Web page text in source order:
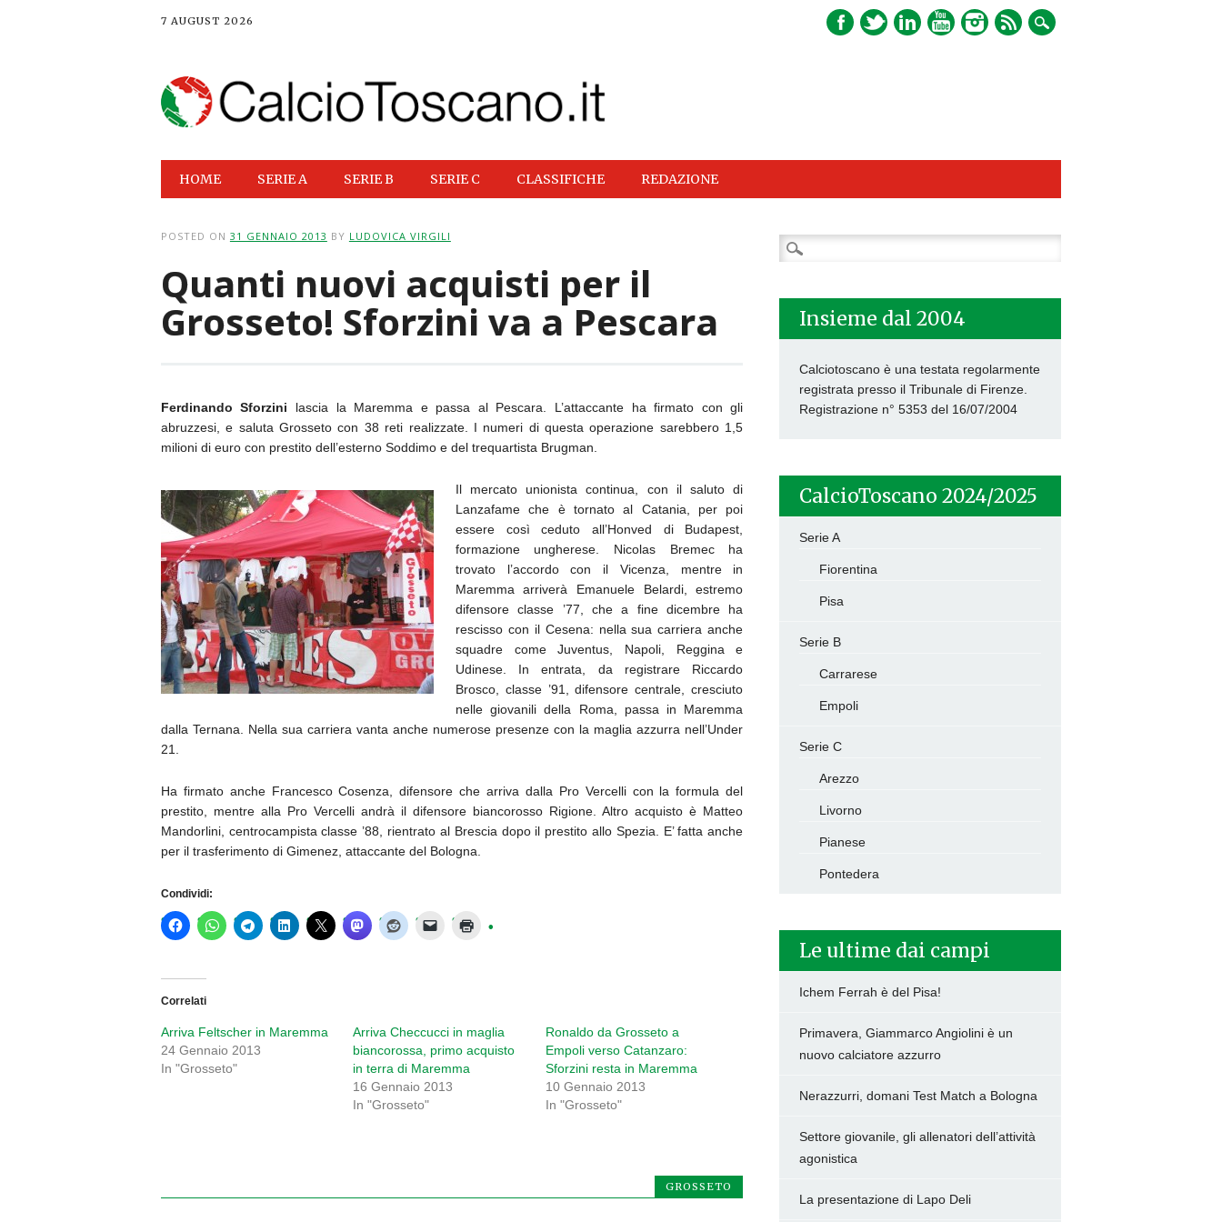
7 AUGUST 2026
Main menu
HOME SERIE A SERIE B SERIE C CLASSIFICHE REDAZIONE
POSTED ON 31 GENNAIO 2013 BY LUDOVICA VIRGILI
Quanti nuovi acquisti per il
Grosseto! Sforzini va a Pescara
Ferdinando Sforzini lascia la Maremma e passa al Pescara. L’attaccante ha firmato con gli
abruzzesi, e saluta Grosseto con 38 reti realizzate. I numeri di questa operazione sarebbero 1,5
milioni di euro con prestito dell’esterno Soddimo e del trequartista Brugman.
Il mercato unionista continua, con il saluto di
Lanzafame che è tornato al Catania, per poi
essere così ceduto all’Honved di Budapest,
formazione ungherese. Nicolas Bremec ha
trovato l’accordo con il Vicenza, mentre in
Maremma arriverà Emanuele Belardi, estremo
difensore classe ’77, che a fine dicembre ha
rescisso con il Cesena: nella sua carriera anche
squadre come Juventus, Napoli, Reggina e
Udinese. In entrata, da registrare Riccardo
Brosco, classe ’91, difensore centrale, cresciuto
nelle giovanili della Roma, passa in Maremma
dalla Ternana. Nella sua carriera vanta anche numerose presenze con la maglia azzurra nell’Under
21.
Ha firmato anche Francesco Cosenza, difensore che arriva dalla Pro Vercelli con la formula del
prestito, mentre alla Pro Vercelli andrà il difensore biancorosso Rigione. Altro acquisto è Matteo
Mandorlini, centrocampista classe ’88, rientrato al Brescia dopo il prestito allo Spezia. E’ fatta anche
per il trasferimento di Gimenez, attaccante del Bologna.
Condividi:
Correlati
Arriva Feltscher in Maremma
24 Gennaio 2013
In "Grosseto"
Arriva Checcucci in maglia
biancorossa, primo acquisto
in terra di Maremma
16 Gennaio 2013
In "Grosseto"
Ronaldo da Grosseto a
Empoli verso Catanzaro:
Sforzini resta in Maremma
10 Gennaio 2013
In "Grosseto"
GROSSETO
Ricerca
per:
Insieme dal 2004
Calciotoscano è una testata regolarmente
registrata presso il Tribunale di Firenze.
Registrazione n° 5353 del 16/07/2004
CalcioToscano 2024/2025
Serie A
Fiorentina
Pisa
Serie B
Carrarese
Empoli
Serie C
Arezzo
Livorno
Pianese
Pontedera
Le ultime dai campi
Ichem Ferrah è del Pisa!
Primavera, Giammarco Angiolini è un
nuovo calciatore azzurro
Nerazzurri, domani Test Match a Bologna
Settore giovanile, gli allenatori dell’attività
agonistica
La presentazione di Lapo Deli